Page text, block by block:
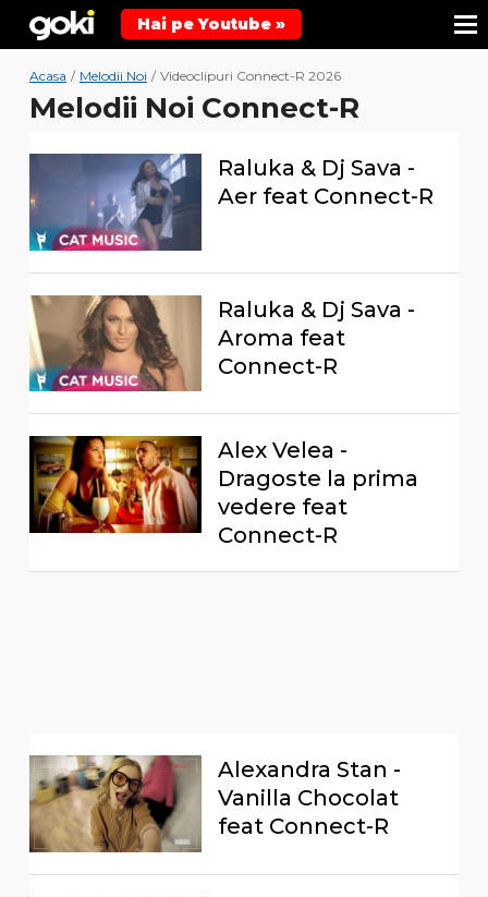
Hai pe Youtube »
Acasa / Melodii Noi / Videoclipuri Connect-R 2026
Melodii Noi Connect-R
Raluka & Dj Sava -
Aer feat Connect-R
Raluka & Dj Sava -
Aroma feat
Connect-R
Alex Velea -
Dragoste la prima
vedere feat
Connect-R
Alexandra Stan -
Vanilla Chocolat
feat Connect-R